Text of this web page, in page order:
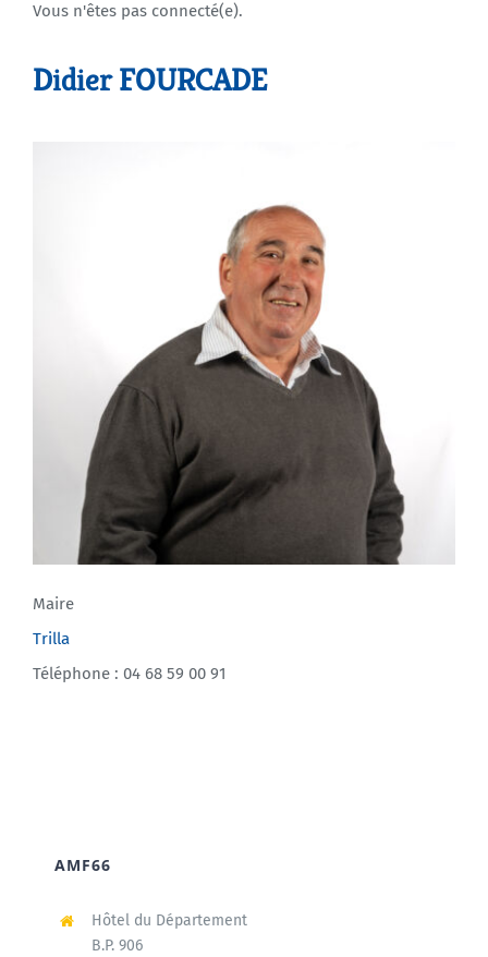
Agenda
Vous n'êtes pas connecté(e).
Didier FOURCADE
Maire
Trilla
Téléphone : 04 68 59 00 91
AMF66
Hôtel du Département
B.P. 906